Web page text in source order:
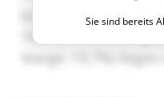
Sie sind bereits